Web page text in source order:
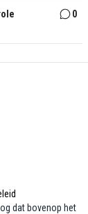
0
dat bovenop het